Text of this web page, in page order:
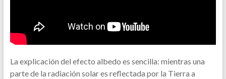
La explicación del efecto albedo es sencilla: mientras una
parte de la radiación solar es reflectada por la Tierra a